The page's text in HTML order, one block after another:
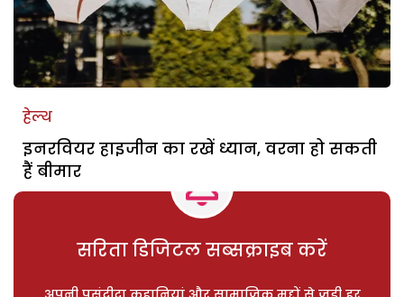
हेल्थ
इनरवियर हाइजीन का रखें ध्यान, वरना हो सकती
हैं बीमार
सरिता डिजिटल सब्सक्राइब करें